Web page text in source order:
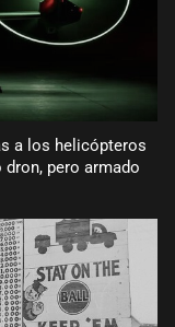
a los helicópteros
dron, pero armado